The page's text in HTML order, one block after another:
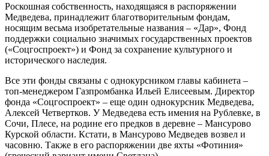
Роскошная собственность, находящаяся в распоряжении
Медведева, принадлежит благотворительным фондам,
носящим весьма изобретательные названия – «Дар», Фонд
поддержки социально значимых государственных проектов
(«Соцгоспроект») и Фонд за сохранение культурного и
исторического наследия.
Все эти фонды связаны с однокурсником главы кабинета –
топ-менеджером Газпромбанка Ильей Елисеевым. Директор
фонда «Соцгоспроект» – еще один однокурсник Медведева,
Алексей Четвертков. У Медведева есть имения на Рублевке, в
Сочи, Плесе, на родине его предков в деревне – Мансурово
Курской области. Кстати, в Мансурово Медведев возвел и
часовню. Также в его распоряжении две яхты «Фотиния»